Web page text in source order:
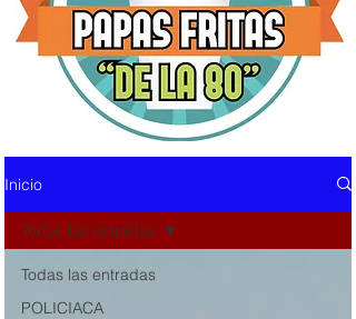
Inicio
Todas las entradas
POLICIACA
Todas las entradas